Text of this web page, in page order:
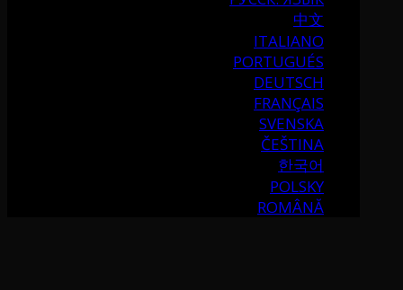
中文
ITALIANO
PORTUGUÉS
DEUTSCH
FRANÇAIS
SVENSKA
ČEŠTINA
한국어
POLSKY
ROMÂNĂ